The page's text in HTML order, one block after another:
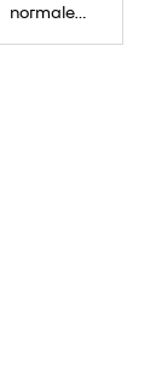
normale